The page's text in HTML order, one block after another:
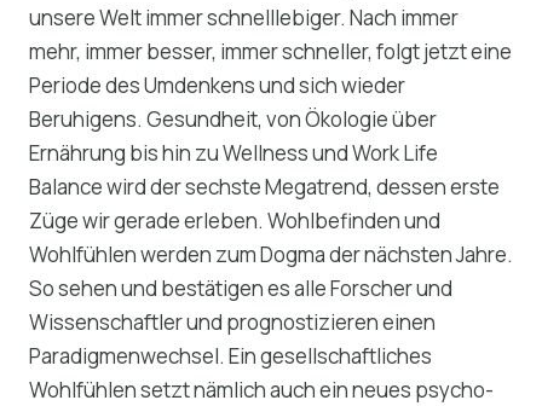
unsere Welt immer schnelllebiger. Nach immer
mehr, immer besser, immer schneller, folgt jetzt eine
Periode des Umdenkens und sich wieder
Beruhigens. Gesundheit, von Ökologie über
Ernährung bis hin zu Wellness und Work Life
Balance wird der sechste Megatrend, dessen erste
Züge wir gerade erleben. Wohlbefinden und
Wohlfühlen werden zum Dogma der nächsten Jahre.
So sehen und bestätigen es alle Forscher und
Wissenschaftler und prognostizieren einen
Paradigmenwechsel. Ein gesellschaftliches
Wohlfühlen setzt nämlich auch ein neues psycho-